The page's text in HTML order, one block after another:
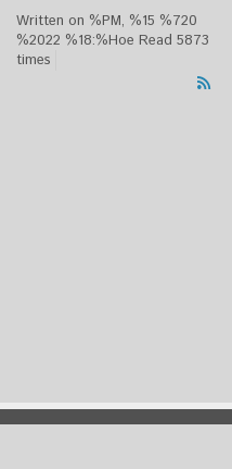
Written on %PM, %15 %720
%2022 %18:%Ное Read 5873
times